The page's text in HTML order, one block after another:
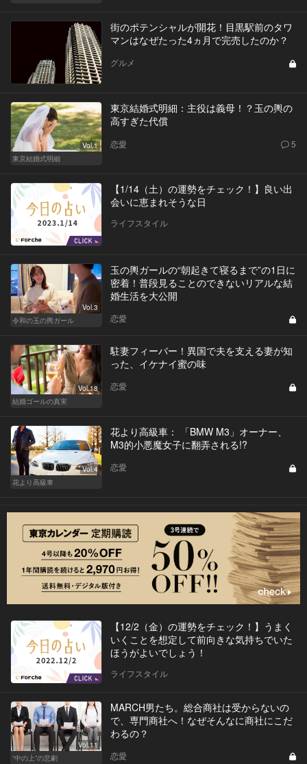
街のポテンシャルが開花！目黒駅前のタワ
マンはなぜたった4ヵ月で完売したのか？
グルメ
Vol.1
東京結婚式明細
東京結婚式明細：主役は義母！？玉の輿の
高すぎた代償
恋愛 5
【1/14（土）の運勢をチェック！】良い出
会いに恵まれそうな日
ライフスタイル
Vol.3
令和の玉の輿ガール
玉の輿ガールの“朝起きて寝るまで”の1日に
密着！普段見ることのできないリアルな結
婚生活を大公開
恋愛
Vol.18
結婚ゴールの真実
駐妻フィーバー！異国で夫を支える妻が知
った、イケナイ蜜の味
恋愛
Vol.4
花より高級車
花より高級車： 「BMW M3」オーナー、
M3的小悪魔女子に翻弄される!?
恋愛
【12/2（金）の運勢をチェック！】うまく
いくことを想定して前向きな気持ちでいた
ほうがよいでしょう！
ライフスタイル
Vol.11
“中の上”の悲劇
MARCH男たち。総合商社は受からないの
で、専門商社へ！なぜそんなに商社にこだ
わるの？
恋愛